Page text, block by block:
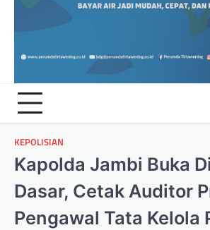
KEPOLISIAN
Kapolda Jambi Buka
Dasar, Cetak Auditor
Pengawal Tata Kelola